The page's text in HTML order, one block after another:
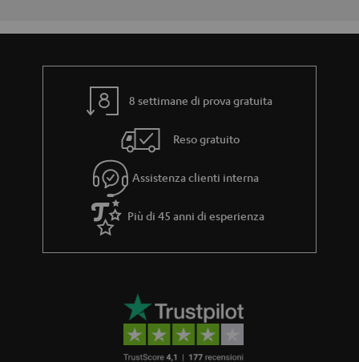
8 settimane di prova gratuita
Reso gratuito
Assistenza clienti interna
Più di 45 anni di esperienza